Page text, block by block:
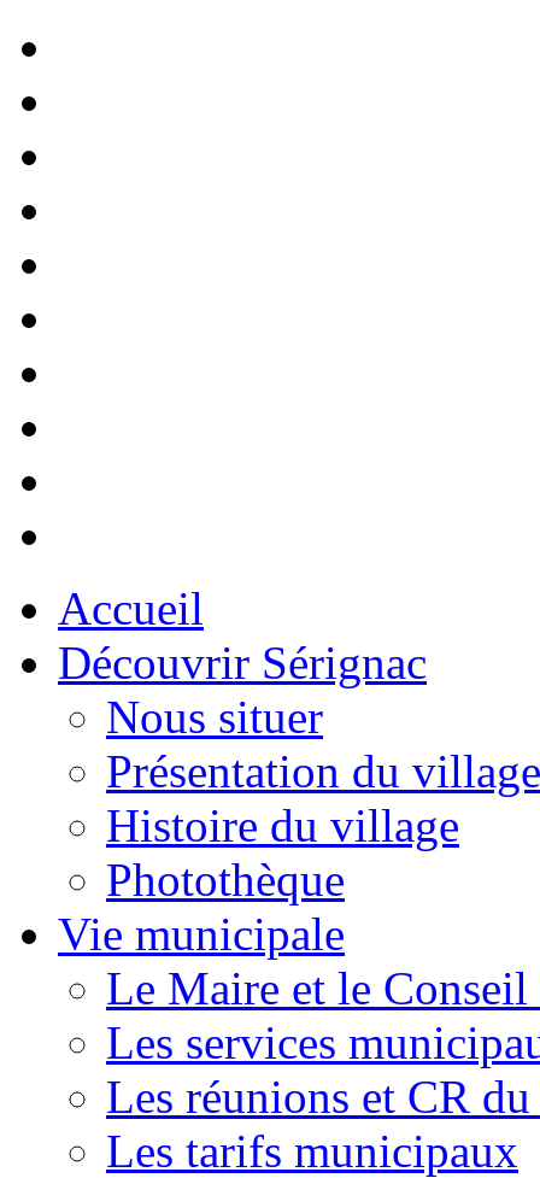
Accueil
Découvrir Sérignac
Nous situer
Présentation du village
Histoire du village
Photothèque
Vie municipale
Le Maire et le
Les services
Les réunions et CR
Les tarifs municipaux